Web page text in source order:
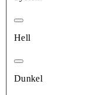
Hell
Dunkel